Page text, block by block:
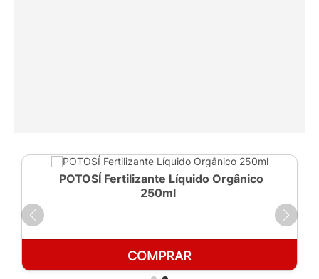
POTOSÍ Fertilizante Líquido Orgânico
250ml
COMPRAR